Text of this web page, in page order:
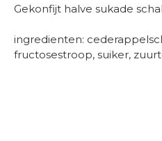
Gekonfijt halve sukade
ingredienten:
fructosestroop, suiker,